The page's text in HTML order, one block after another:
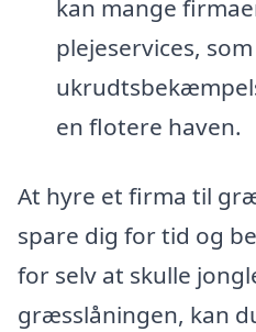
kan mange
plejeservices,
en flotere haven.
At hyre et firma til
spare dig for tid og
for selv at skulle
græsslåningen, kan